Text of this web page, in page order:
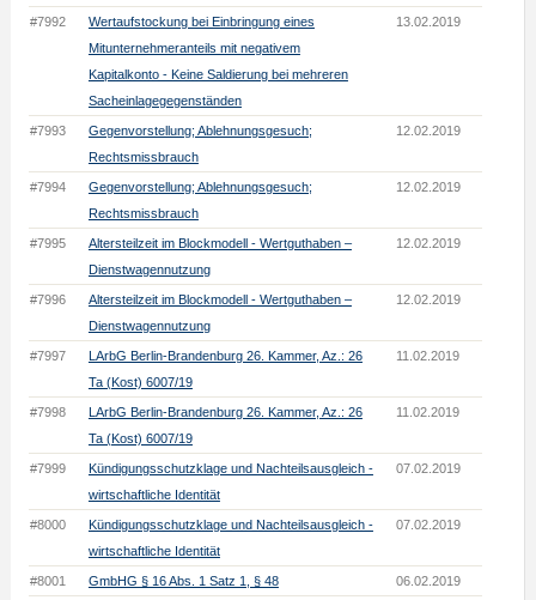
#7992
Wertaufstockung bei Einbringung eines
Mitunternehmeranteils mit negativem
Kapitalkonto - Keine Saldierung bei mehreren
Sacheinlagegegenständen
13.02.2019
#7993
Gegenvorstellung; Ablehnungsgesuch;
Rechtsmissbrauch
12.02.2019
#7994
Gegenvorstellung; Ablehnungsgesuch;
Rechtsmissbrauch
12.02.2019
#7995
Altersteilzeit im Blockmodell - Wertguthaben –
Dienstwagennutzung
12.02.2019
#7996
Altersteilzeit im Blockmodell - Wertguthaben –
Dienstwagennutzung
12.02.2019
#7997
LArbG Berlin-Brandenburg 26. Kammer, Az.: 26
Ta (Kost) 6007/19
11.02.2019
#7998
LArbG Berlin-Brandenburg 26. Kammer, Az.: 26
Ta (Kost) 6007/19
11.02.2019
#7999
Kündigungsschutzklage und Nachteilsausgleich -
wirtschaftliche Identität
07.02.2019
#8000
Kündigungsschutzklage und Nachteilsausgleich -
wirtschaftliche Identität
07.02.2019
#8001 GmbHG § 16 Abs. 1 Satz 1, § 48 06.02.2019